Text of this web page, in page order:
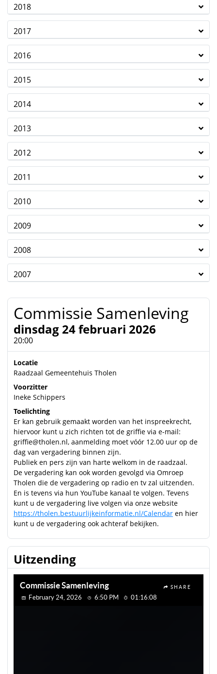
2018
2017
2016
2015
2014
2013
2012
2011
2010
2009
2008
2007
Commissie Samenleving
dinsdag 24 februari 2026
20:00
Locatie
Raadzaal Gemeentehuis Tholen
Voorzitter
Ineke Schippers
Toelichting
Er kan gebruik gemaakt worden van het inspreekrecht,
hiervoor kunt u zich richten tot de griffie via e-mail:
griffie@tholen.nl, aanmelding moet vóór 12.00 uur op de
dag van vergadering binnen zijn.
Publiek en pers zijn van harte welkom in de raadzaal.
De vergadering kan ook worden gevolgd via Omroep
Tholen die de vergadering op radio en tv zal uitzenden.
En is tevens via hun YouTube kanaal te volgen. Tevens
kunt u de vergadering live volgen via onze website
https://tholen.bestuurlijkeinformatie.nl/Calendar en hier
kunt u de vergadering ook achteraf bekijken.
Uitzending